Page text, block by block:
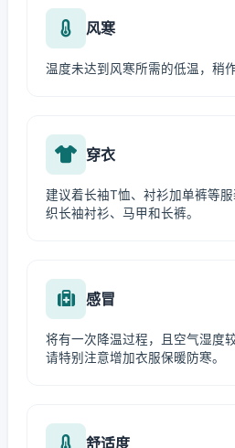
风寒
温度未达到风寒所需的低温，稍
穿衣
建议着长袖T恤、衬衫加单裤等
织长袖衬衫、马甲和长裤。
感冒
将有一次降温过程，且空气湿度
请特别注意增加衣服保暖防寒。
舒适度